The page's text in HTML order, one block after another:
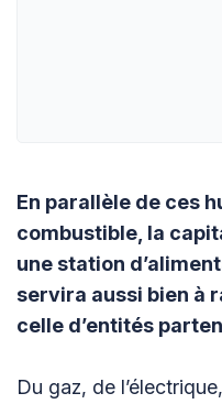
En parallèle de ces
combustible, la
une station
servira aussi bien à
celle d’entités
Du gaz, de